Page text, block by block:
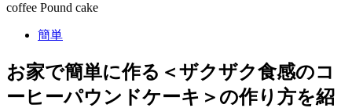
coffee Pound cake
簡単
お家で簡単に作る＜ザクザク食感のコ
ーヒーパウンドケーキ＞の作り方を紹